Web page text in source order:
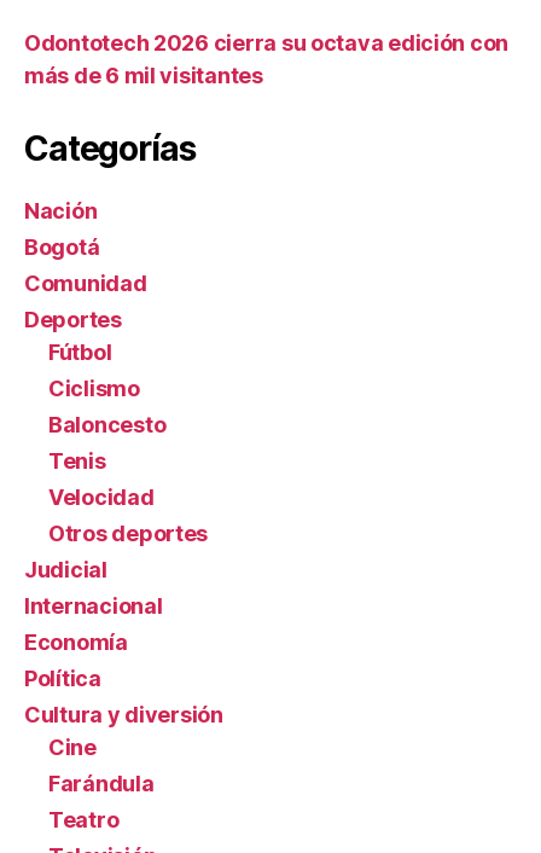
Odontotech 2026 cierra su octava edición con
más de 6 mil visitantes
Categorías
Nación
Bogotá
Comunidad
Deportes
Fútbol
Ciclismo
Baloncesto
Tenis
Velocidad
Otros deportes
Judicial
Internacional
Economía
Política
Cultura y diversión
Cine
Farándula
Teatro